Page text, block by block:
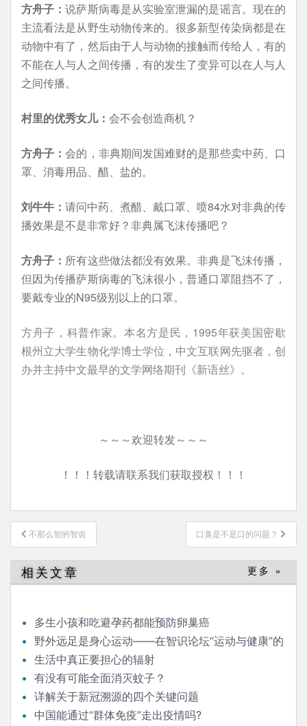
方舟子：说萨斯病毒是从实验室泄漏的是谣言。现在的
主流看法是从野生动物传来的。很多新型传染病都是在
动物中有了，然后由于人与动物的接触而传给人，有的
不能在人与人之间传播，有的发生了变异可以在人与人
之间传播。
村里的优秀女儿： 会不会创造商机？
方舟子：会的，非典期间发国难财的是那些卖中药、口
罩、消毒用品、醋、盐的。
刘牛牛： 请问中药、煮醋、戴口罩、喷84水对非典的传
播效果是不是非常好？非典属飞沫传播吧？
方舟子： 所有这些做法都没有效果。非典是飞沫传播，
但因为传播萨斯病毒的飞沫很小，普通口罩阻挡不了，
要戴专业的N95级别以上的口罩。
方舟子，科普作家。本名方是民，1995年获美国密歇
根州立大学生物化学博士学位，中文互联网先驱者，创
办并主持中文最早的文学网络期刊《新语丝》。
～～～欢迎转发～～～
！！！转载请联系我们获取授权！！！
文
章
导
航
不那么智的智齿 口臭是不是口的问题？
相关文章 更多 »
多生小孩和吃避孕药都能预防卵巢癌
野外远足是身心运动——在智识论坛“运动与健康”的
发言生活中真正要担心的辐射
有没有可能全面消灭蚊子？
详解关于新冠溯源的四个关键问题
中国能通过“群体免疫”走出疫情吗?